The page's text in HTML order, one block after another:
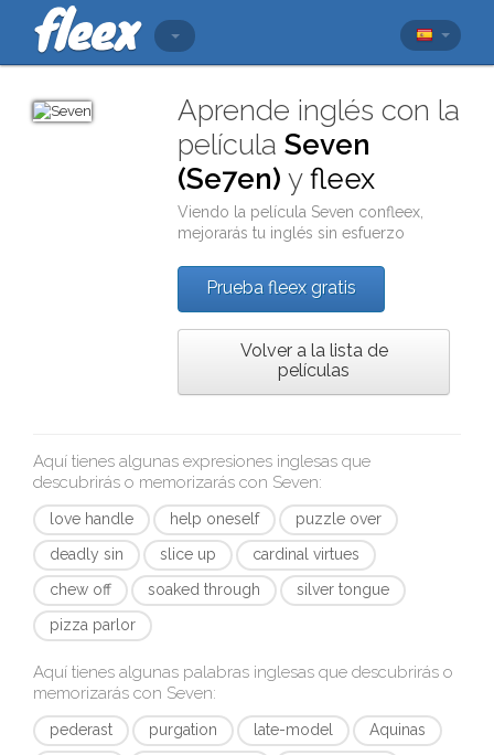
Aprende inglés con la
películaSeven
(Se7en) yfleex
Viendo la película Seven confleex
mejorarás tu inglés sin esfuerzo
Prueba fleex gratis
Volver a la lista de
películas
Aquí tienes algunas expresiones inglesas que
descubrirás o memorizarás con Seven:
love handle help oneself
puzzle over
deadly sin
slice up
cardinal virtues
chew off
soaked through
silver tongue
pizza parlor
Aquí tienes algunas palabras inglesas que descubrirás o
memorizarás con Seven:
pederast purgation late-model
Aquinas